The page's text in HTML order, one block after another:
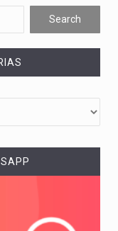
De acordo com as autoridades de saúde da Faixa de…
A polícia moçambicana anunciou a detenção de mais um suspeito…